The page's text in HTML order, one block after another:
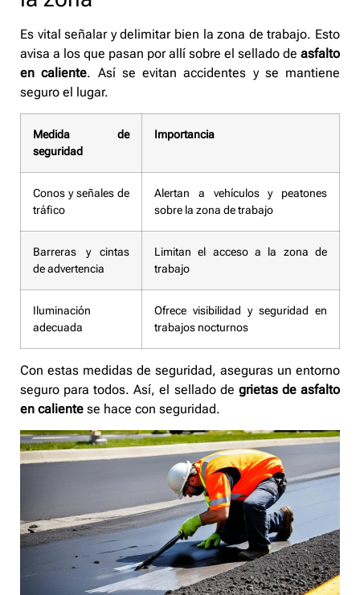
Es vital señalar y delimitar bien la zona de trabajo. Esto
avisa a los que pasan por allí sobre el sellado de asfalto
en caliente. Así se evitan accidentes y se mantiene
seguro el lugar.
Medida de
seguridad
Importancia
Conos y señales de
tráfico
Alertan a vehículos y peatones
sobre la zona de trabajo
Barreras y cintas
de advertencia
Limitan el acceso a la zona de
trabajo
Iluminación
adecuada
Ofrece visibilidad y seguridad en
trabajos nocturnos
Con estas medidas de seguridad, aseguras un entorno
seguro para todos. Así, el sellado de grietas de asfalto
en caliente se hace con seguridad.